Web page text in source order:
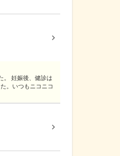
。 妊娠後、健診は
。いつもニコニコ